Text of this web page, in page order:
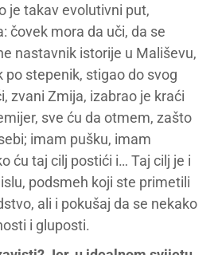
je takav evolutivni put,
čovek mora da uči, da se
nastavnik istorije u Mališevu,
po stepenik, stigao do svog
zvani Zmija, izabrao je kraći
sve ću da otmem, zašto
imam pušku, imam
ću taj cilj postići i… Taj cilj je i
podsmeh koji ste primetili
ali i pokušaj da se nekako
i gluposti.